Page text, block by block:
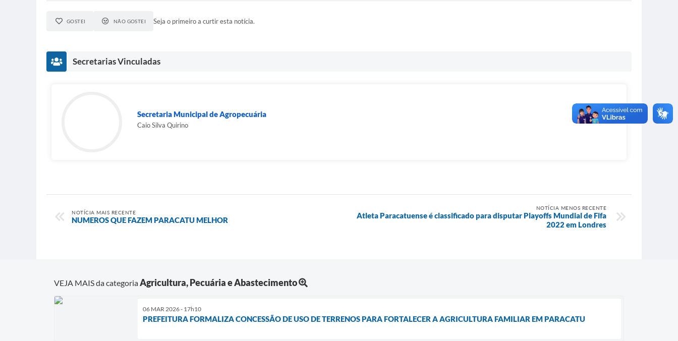
GOSTEI NÃO GOSTEI Seja o primeiro a curtir esta notícia.
Secretarias Vinculadas
Secretaria Municipal de Agropecuária
Caio Silva Quirino
NOTÍCIA MAIS RECENTE
NUMEROS QUE FAZEM PARACATU MELHOR
NOTÍCIA MENOS RECENTE
Atleta Paracatuense é classificado para disputar Playoffs Mundial de Fifa
2022 em Londres
VEJA MAIS da categoriaAgricultura, Pecuária e Abastecimento
06 MAR 2026 - 17h10
PREFEITURA FORMALIZA CONCESSÃO DE USO DE TERRENOS PARA FORTALECER A AGRICULTURA FAMILIAR EM PARACATU